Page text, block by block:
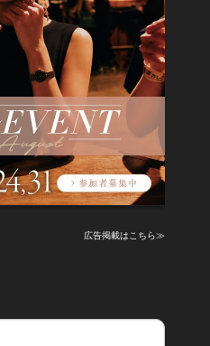
広告掲載はこちら≫